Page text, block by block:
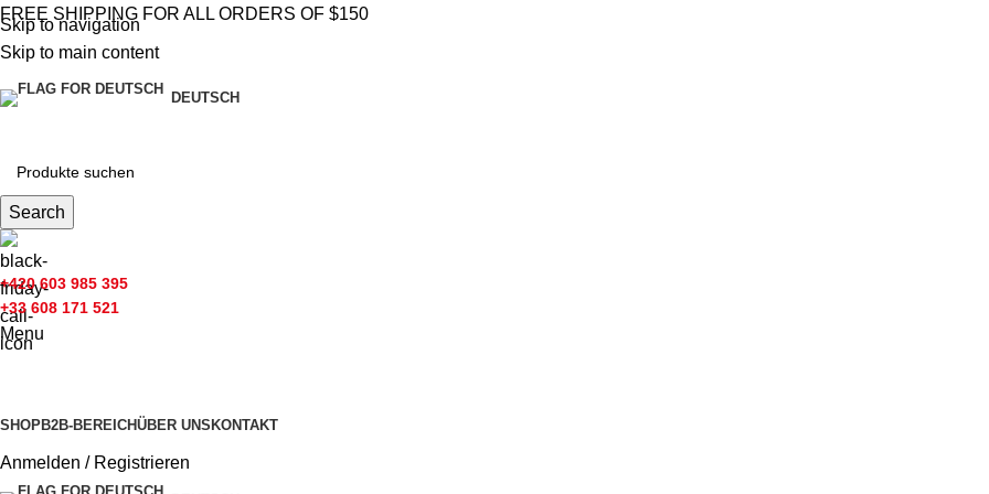
Skip to navigation
Skip to main content
FREE SHIPPING FOR ALL ORDERS OF $150
DEUTSCH
Search
+420 603 985 395
+33 608 171 521
Menu
SHOPB2B-BEREICHÜBER UNS KONTAKT
Anmelden / Registrieren